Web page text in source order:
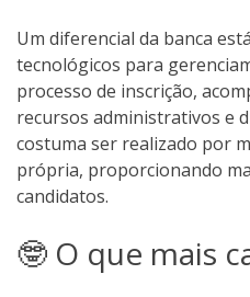
Um diferencial da banca
tecnológicos para
processo de inscrição,
recursos administrativos e
costuma ser realizado por
própria, proporcionando
candidatos.
🤓 O que mais